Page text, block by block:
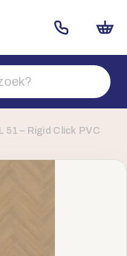
– Rigid Click PVC